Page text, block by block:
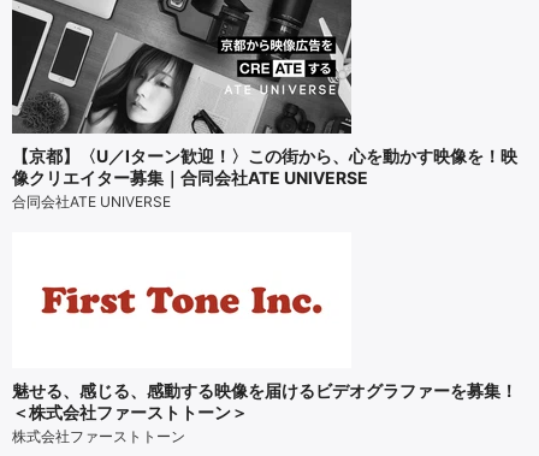
【京都】〈U／Iターン歓迎！〉この街から、心を動かす映像を！映
像クリエイター募集｜合同会社ATE UNIVERSE
合同会社ATE UNIVERSE
魅せる、感じる、感動する映像を届けるビデオグラファーを募集！
＜株式会社ファーストトーン＞
株式会社ファーストトーン